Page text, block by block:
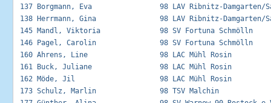
137 Borgmann, Eva                98 LAV Ribnitz-
138 Herrmann, Gina               98 LAV Ribnitz-
145 Mandl, Viktoria              98 SV Fortuna
146 Pagel, Carolin               98 SV Fortuna
160 Ahrens, Line                 98 LAC Mühl
161 Buck, Juliane                98 LAC Mühl
162 Möde, Jil                    98 LAC Mühl
173 Schulz, Marlin               98 TSV